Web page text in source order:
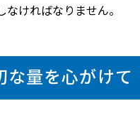
ければなりません。
な量を心がけて